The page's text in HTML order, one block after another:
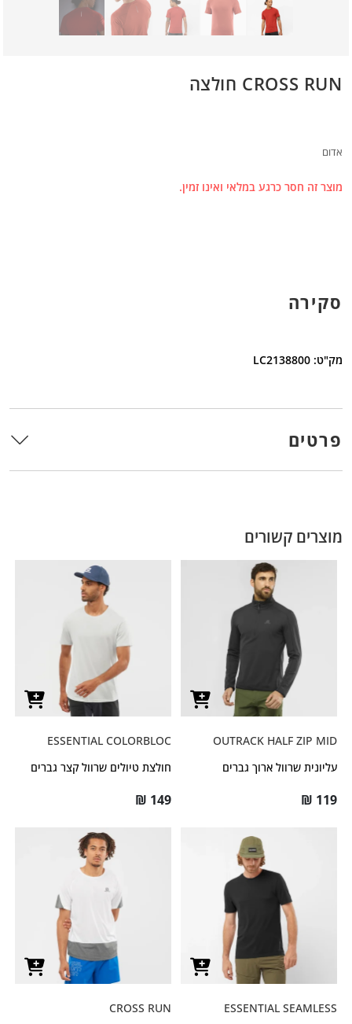
CROSS RUN חולצה
אדום
מוצר זה חסר כרגע במלאי ואינו זמין.
סקירה
מק"ט: LC2138800
פרטים
מוצרים קשורים
OUTRACK HALF ZIP MID
עליונית שרוול ארוך גברים
₪ 119
ESSENTIAL COLORBLOC
חולצת טיולים שרוול קצר גברים
₪ 149
ESSENTIAL SEAMLESS
CROSS RUN